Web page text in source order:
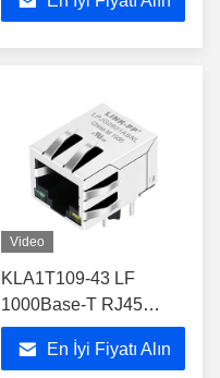
Jack
Video
KLA1T109-43 LF
1000Base-T RJ45
Magjack Maçı
ATMEGA88PV-10MUR
En İyi Fiyatı Alın